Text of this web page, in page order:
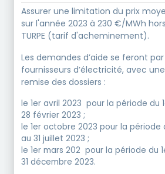
Assurer une limitation du prix
sur l'année 2023 à 230 €/MWh
TURPE (tarif d'acheminement).
Les demandes d’aide se feront
fournisseurs d’électricité, avec
remise des dossiers :
le 1er avril 2023 pour la période du
28 février 2023 ;
le 1er octobre 2023 pour la période
au 31 juillet 2023 ;
le 1er mars 202 pour la période du
31 décembre 2023.